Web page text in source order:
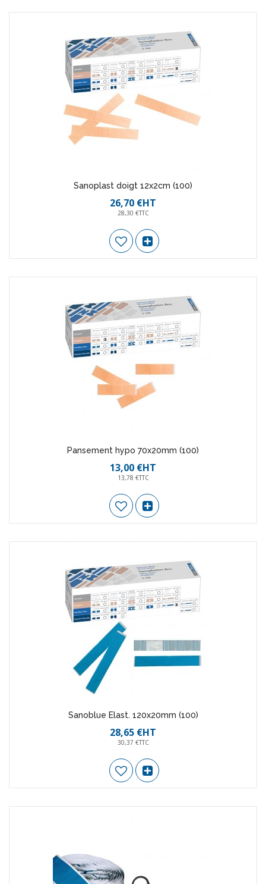
Sanoplast doigt 12x2cm (100)
26,70 €HT
28,30 €TTC
Pansement hypo 70x20mm (100)
13,00 €HT
13,78 €TTC
Sanoblue Elast. 120x20mm (100)
28,65 €HT
30,37 €TTC